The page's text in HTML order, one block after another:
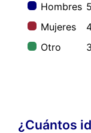
Hombres
Mujeres
Otro
¿Cuántos